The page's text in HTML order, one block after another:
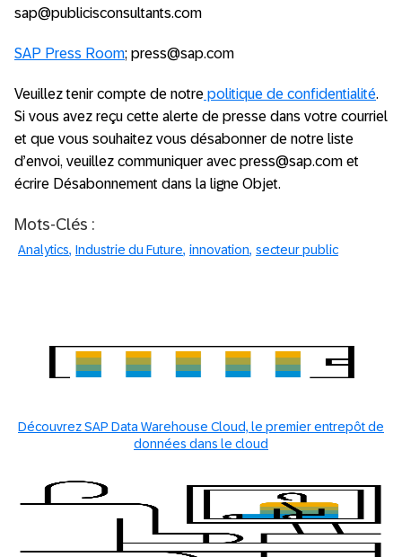
sap@publicisconsultants.com
SAP Press Room; press@sap.com
Veuillez tenir compte de notre politique de confidentialité.
Si vous avez reçu cette alerte de presse dans votre courriel
et que vous souhaitez vous désabonner de notre liste
d’envoi, veuillez communiquer avec press@sap.com et
écrire Désabonnement dans la ligne Objet.
Mots-Clés :
Analytics Industrie du Future innovation secteur public
Découvrez SAP Data Warehouse Cloud, le premier entrepôt de
données dans le cloud